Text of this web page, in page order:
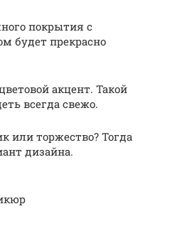
покрытия с
будет прекрасно
акцент. Такой
всегда свежо.
или торжество? Тогда
дизайна.